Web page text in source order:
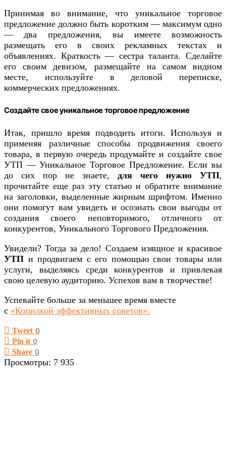
Принимая во внимание, что уникальное торговое
предложение должно быть коротким — максимум одно
— два предложения, вы имеете возможность
размещать его в своих рекламных текстах и
объявлениях. Краткость — сестра таланта. Сделайте
его своим девизом, размещайте на самом видном
месте, используйте в деловой переписке,
коммерческих предложениях.
Создайте свое уникальное торговое предложение
Итак, пришло время подводить итоги. Используя и
применяя различные способы продвижения своего
товара, в первую очередь продумайте и создайте свое
УТП — Уникальное Торговое Предложение. Если вы
до сих пор не знаете, для чего нужно УТП,
прочитайте еще раз эту статью и обратите внимание
на заголовки, выделенные жирным шрифтом. Именно
они помогут вам увидеть и осознать свои выгоды от
создания своего неповторимого, отличного от
конкурентов, Уникального Торгового Предложения.
Увидели? Тогда за дело! Создаем изящное и красивое
УТП и продвигаем с его помощью свои товары или
услуги, выделяясь среди конкурентов и привлекая
свою целевую аудиторию. Успехов вам в творчестве!
Успевайте больше за меньшее время вместе
с «Копилкой эффективных советов».
Tweet 0
Pin it 0
Share 0
Просмотры: 7 935